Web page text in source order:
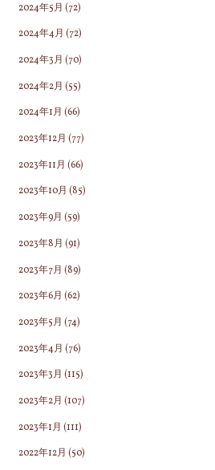
2024年5月 (72)
2024年4月 (72)
2024年3月 (70)
2024年2月 (55)
2024年1月 (66)
2023年12月 (77)
2023年11月 (66)
2023年10月 (85)
2023年9月 (59)
2023年8月 (91)
2023年7月 (89)
2023年6月 (62)
2023年5月 (74)
2023年4月 (76)
2023年3月 (115)
2023年2月 (107)
2023年1月 (111)
2022年12月 (50)